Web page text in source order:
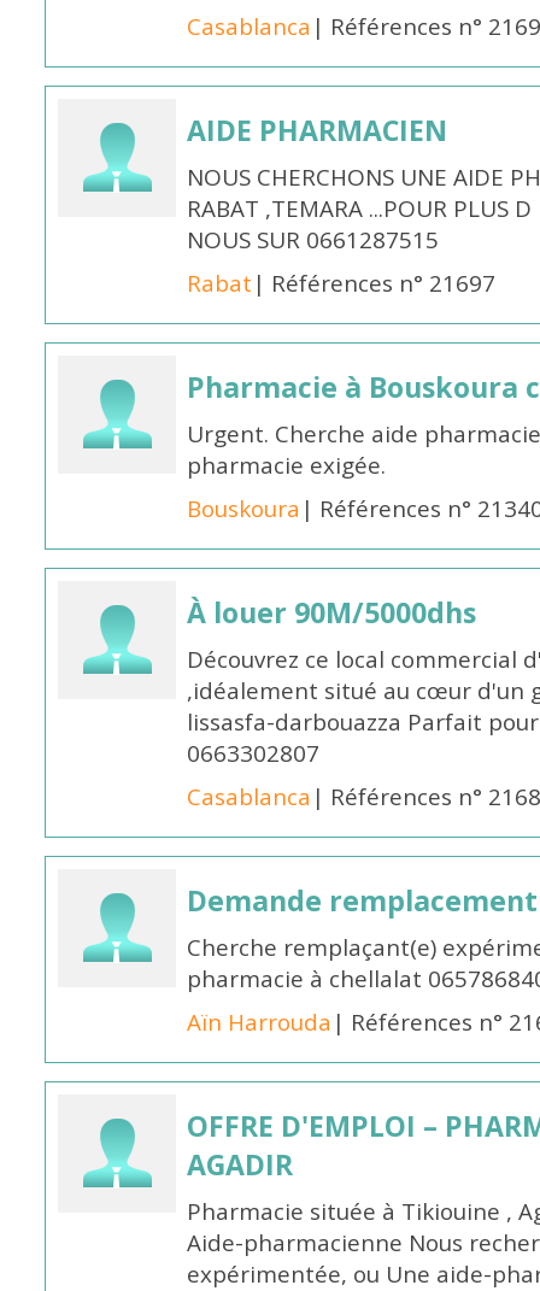
Casablanca | Références n°
AIDE PHARMACIEN
NOUS CHERCHONS UNE AIDE
RABAT ,TEMARA ...POUR PLUS
NOUS SUR 0661287515
Rabat | Références n° 21697
Pharmacie à Bouskoura
Urgent. Cherche aide
pharmacie exigée.
Bouskoura | Références n°
À louer 90M/5000dhs
Découvrez ce local commercial
,idéalement situé au cœur d'un
lissasfa-darbouazza Parfait
0663302807
Casablanca | Références n°
Demande remplacement
Cherche remplaçant(e)
pharmacie à chellalat
Aïn Harrouda | Références n°
OFFRE D'EMPLOI –
AGADIR
Pharmacie située à Tikiouine ,
Aide-pharmacienne Nous
expérimentée, ou Une aide-